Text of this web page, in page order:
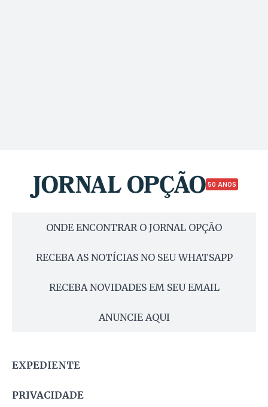
50 ANOS
ONDE ENCONTRAR O JORNAL OPÇÃO
RECEBA AS NOTÍCIAS NO SEU WHATSAPP
RECEBA NOVIDADES EM SEU EMAIL
ANUNCIE AQUI
EXPEDIENTE
PRIVACIDADE